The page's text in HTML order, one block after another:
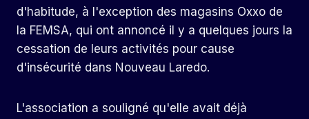
d'habitude, à l'exception des magasins Oxxo de
la FEMSA, qui ont annoncé il y a quelques jours la
cessation de leurs activités pour cause
d'insécurité dans Nouveau Laredo.
L'association a souligné qu'elle avait déjà